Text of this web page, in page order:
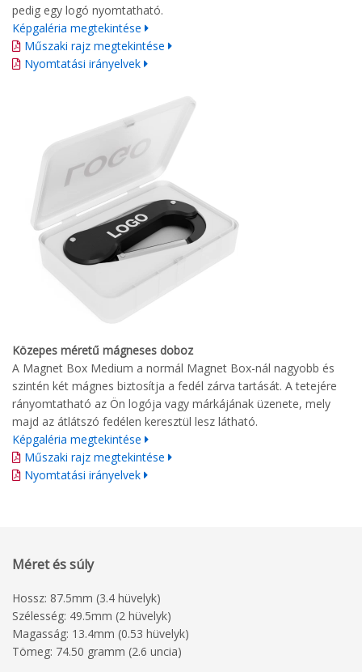
pedig egy logó nyomtatható.
Képgaléria megtekintése
Műszaki rajz megtekintése
Nyomtatási irányelvek
Közepes méretű mágneses doboz
A Magnet Box Medium a normál Magnet Box-nál nagyobb és
szintén két mágnes biztosítja a fedél zárva tartását. A tetejére
rányomtatható az Ön logója vagy márkájának üzenete, mely
majd az átlátszó fedélen keresztül lesz látható.
Képgaléria megtekintése
Műszaki rajz megtekintése
Nyomtatási irányelvek
Méret és súly
Hossz: 87.5mm (3.4 hüvelyk)
Szélesség: 49.5mm (2 hüvelyk)
Magasság: 13.4mm (0.53 hüvelyk)
Tömeg: 74.50 gramm (2.6 uncia)